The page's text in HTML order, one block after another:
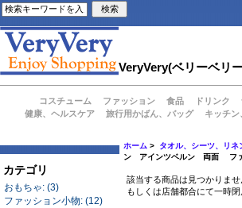
VeryVery(ベリーベリ
コスチューム ファッション 食品 ドリンク
健康、ヘルスケア
旅行用かばん、バッグ キッチ
カテゴリ
おもちゃ: (3)
ファッション小物: (12)
ホーム > タオル、シーツ、リネ
ン アインツベルン 両面 ファ
該当する商品は見つかりませ
もしくは店舗都合にて一時